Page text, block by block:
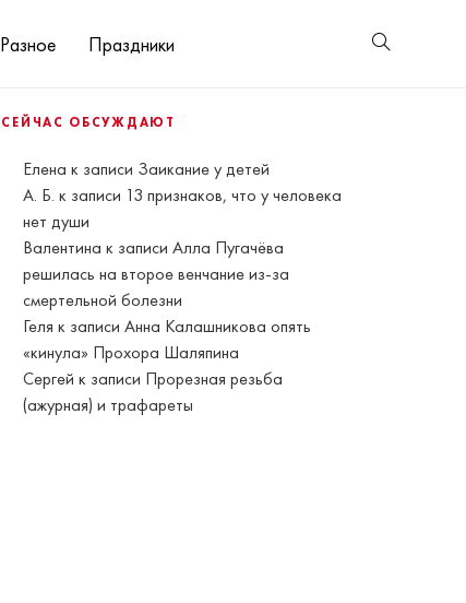
Разное Праздники
СЕЙЧАС ОБСУЖДАЮТ
Елена к записи Заикание у детей
А. Б. к записи 13 признаков, что у человека
нет души
Валентина к записиАлла Пугачёва
решилась на второе венчание из-за
смертельной болезни
Геля к записиАнна Калашникова опять
«кинула» Прохора Шаляпина
Сергей к записи Прорезная резьба
(ажурная) и трафареты